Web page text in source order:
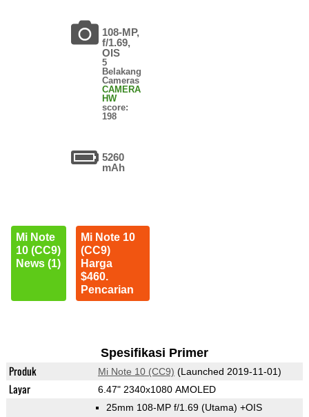
108-MP,
f/1.69,
OIS
5
Belakang
Cameras
CAMERA
HW
score:
198
5260
mAh
Mi Note
10 (CC9)
News (1)
Mi Note 10
(CC9)
Harga
$460.
Pencarian
Spesifikasi Primer
Produk Mi Note 10 (CC9) (Launched 2019-11-01)
Layar 6.47" 2340x1080 AMOLED
25mm 108-MP f/1.69 (Utama) +OIS